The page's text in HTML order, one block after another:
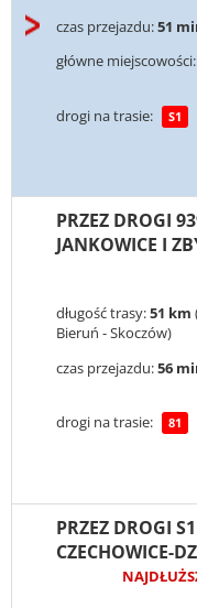
czas przejazdu:51
główne miejscowości:
drogi na trasie: S1
PRZEZ DROGI
JANKOWICE I
długość trasy:51 km
Bieruń - Skoczów)
czas przejazdu:56
drogi na trasie: 81
PRZEZ DROGI
CZECHOWICE-